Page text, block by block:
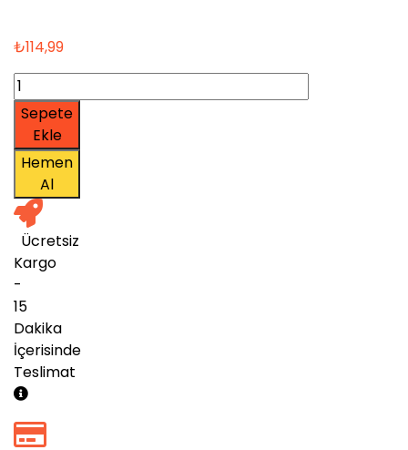
₺114,99
Microsoft
Office
2021
Professional
Plus
Lisans
Anahtarı
adet
Sepete
Ekle
Hemen
Al
Ücretsiz
Kargo
-
15
Dakika
İçerisinde
Teslimat